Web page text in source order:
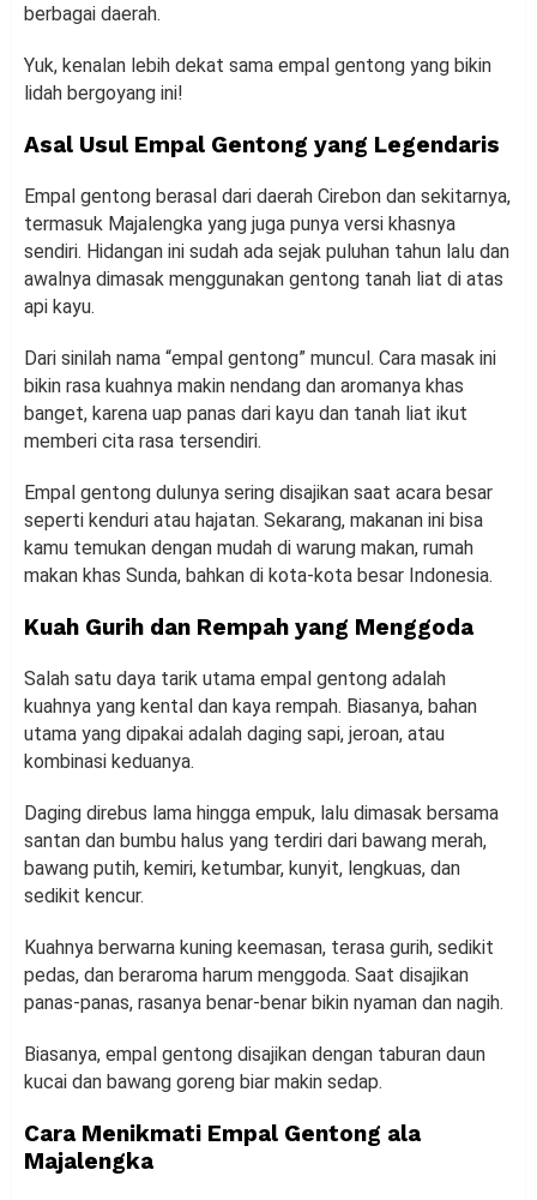
berbagai daerah.
Yuk, kenalan lebih dekat sama empal gentong yang bikin
lidah bergoyang ini!
Asal Usul Empal Gentong yang Legendaris
Empal gentong berasal dari daerah Cirebon dan sekitarnya,
termasuk Majalengka yang juga punya versi khasnya
sendiri. Hidangan ini sudah ada sejak puluhan tahun lalu dan
awalnya dimasak menggunakan gentong tanah liat di atas
api kayu.
Dari sinilah nama “empal gentong” muncul. Cara masak ini
bikin rasa kuahnya makin nendang dan aromanya khas
banget, karena uap panas dari kayu dan tanah liat ikut
memberi cita rasa tersendiri.
Empal gentong dulunya sering disajikan saat acara besar
seperti kenduri atau hajatan. Sekarang, makanan ini bisa
kamu temukan dengan mudah di warung makan, rumah
makan khas Sunda, bahkan di kota-kota besar Indonesia.
Kuah Gurih dan Rempah yang Menggoda
Salah satu daya tarik utama empal gentong adalah
kuahnya yang kental dan kaya rempah. Biasanya, bahan
utama yang dipakai adalah daging sapi, jeroan, atau
kombinasi keduanya.
Daging direbus lama hingga empuk, lalu dimasak bersama
santan dan bumbu halus yang terdiri dari bawang merah,
bawang putih, kemiri, ketumbar, kunyit, lengkuas, dan
sedikit kencur.
Kuahnya berwarna kuning keemasan, terasa gurih, sedikit
pedas, dan beraroma harum menggoda. Saat disajikan
panas-panas, rasanya benar-benar bikin nyaman dan nagih.
Biasanya, empal gentong disajikan dengan taburan daun
kucai dan bawang goreng biar makin sedap.
Cara Menikmati Empal Gentong ala
Majalengka